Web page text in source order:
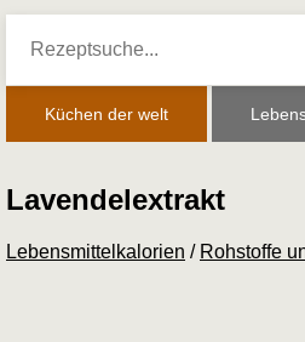
Küchen der welt
Lavendelextrakt
Lebensmittelkalorien / Rohstoffe